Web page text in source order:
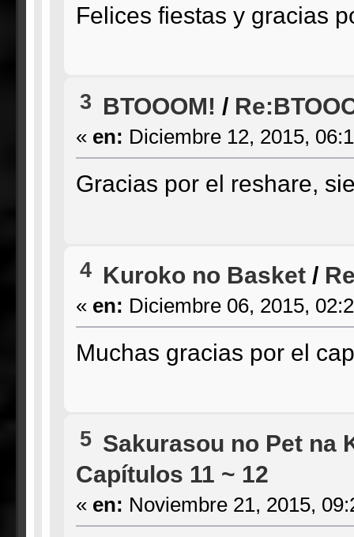
Felices fiestas y gracias
3 BTOOOM! /
« en: Diciembre 12, 2015,
Gracias por el reshare,
4 Kuroko no Basket/
« en: Diciembre 06, 2015,
Muchas gracias por el
5 Sakurasou no Pet na
Capítulos 11 ~ 12
« en: Noviembre 21, 2015,